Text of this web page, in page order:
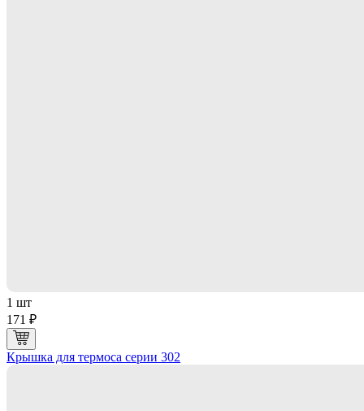
1 шт
171 ₽
Крышка для термоса серии 302